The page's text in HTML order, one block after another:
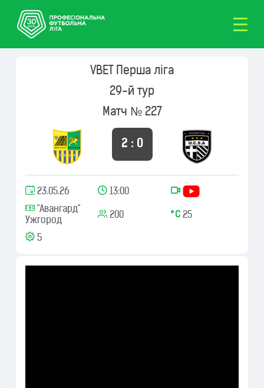
VBET Перша ліга
29-й тур
Матч № 227
2 : 0
23.05.26
13:00
"Авангард"
Ужгород
200 25
5